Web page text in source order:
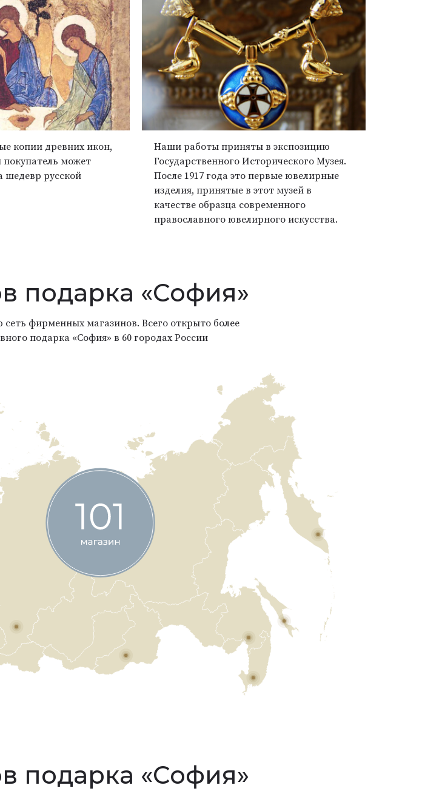
копии древних икон,
может
шедевр русской
Наши работы приняты в экспозицию
Государственного Исторического Музея.
После 1917 года это первые ювелирные
изделия, принятые в этот музей в
качестве образца современного
православного ювелирного искусства.
подарка «София»
фирменных магазинов. Всего открыто более
подарка «София» в 60 городах России
подарка «София»